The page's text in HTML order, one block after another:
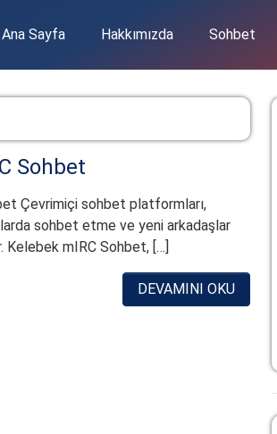
Ana Sayfa Hakkımızda Sohbet
Sohbet
Çevrimiçi sohbet platformları,
sohbet etme ve yeni arkadaşlar
Kelebek mIRC Sohbet, […]
DEVAMINI OKU